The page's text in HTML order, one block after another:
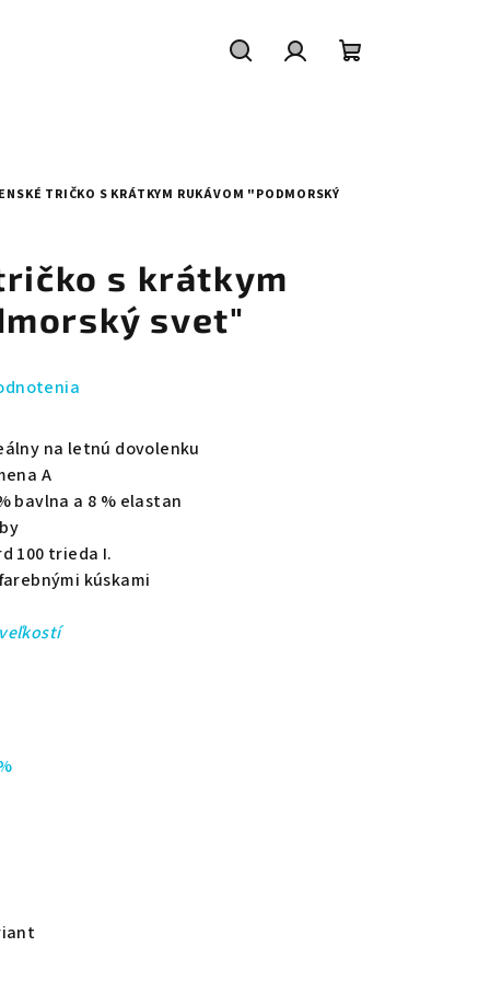
TRIČKO S KRÁTKYM RUKÁVOM "PODMORSKÝ
s krátkym
svet"
na letnú dovolenku
A
bavlna a 8 % elastan
100 trieda I.
kúskami